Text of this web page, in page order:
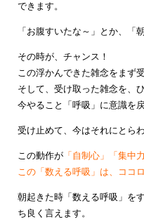
できます。
「お腹すいたな～」とか、「
その時が、チャンス！
この浮かんできた雑念をまず
そして、受け取った雑念を、
今やること「呼吸」に意識を
受け止めて、今はそれにとら
この動作が 「自制心」「集中力
この「数える呼吸」は、ココ
朝起きた時「数える呼吸」を
ち良く言えます。